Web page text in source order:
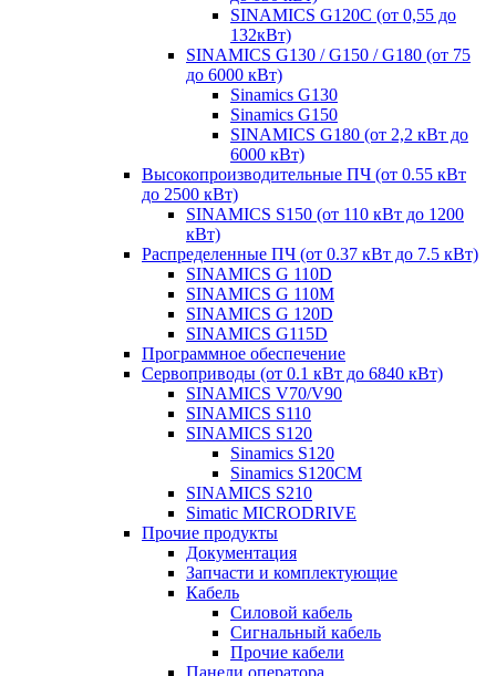
SINAMICS G120C (от 0,55 до
132кВт)
SINAMICS G130 / G150 / G180 (от 75
до 6000 кВт)
Sinamics G130
Sinamics G150
SINAMICS G180 (от 2,2 кВт до
6000 кВт)
Высокопроизводительные ПЧ (от 0.55 кВт
до 2500 кВт)
SINAMICS S150 (от 110 кВт до 1200
кВт)
Распределенные ПЧ (от 0.37 кВт до 7.5 кВт)
SINAMICS G 110D
SINAMICS G 110M
SINAMICS G 120D
SINAMICS G115D
Программное обеспечение
Сервоприводы (от 0.1 кВт до 6840 кВт)
SINAMICS V70/V90
SINAMICS S110
SINAMICS S120
Sinamics S120
Sinamics S120CM
SINAMICS S210
Simatic MICRODRIVE
Прочие продукты
Документация
Запчасти и комплектующие
Кабель
Силовой кабель
Сигнальный кабель
Прочие кабели
Панели оператора